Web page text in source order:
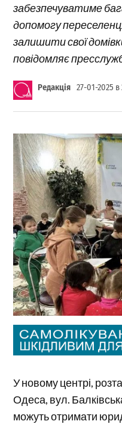
забезпечуватиме
допомогу
залишити свої
повідомляє
Редакція 27-01-2025 в
У новому центрі,
Одеса, вул.
можуть отримати